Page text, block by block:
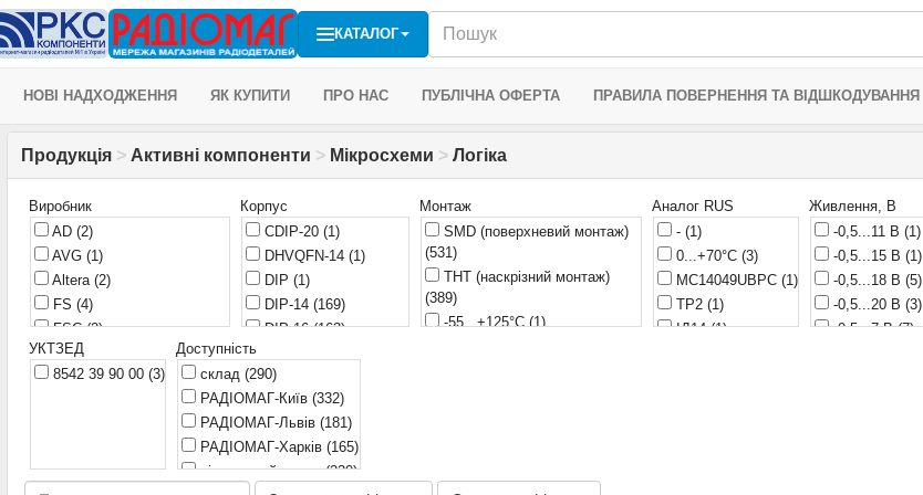
КАТАЛОГ
НОВІ НАДХОДЖЕННЯ ЯК КУПИТИ ПРО НАС ПУБЛІЧНА ОФЕРТА ПРАВИЛА ПОВЕРНЕННЯ ТА ВІДШКОДУВАННЯ
Продукція > Активні компоненти > Мікросхеми > Логіка
Виробник
AD (2)
AVG (1)
Altera (2)
FS (4)
FSC(2)
Fair(3)
Fairchild(78)
Fairchild Semiconductor(1)
HGsemi(1)
Корпус
CDIP-20 (1)
DHVQFN-14 (1)
DIP (1)
DIP-14 (169)
DIP-16(163)
DIP-24
DIP-8(2)
LFCSP_VQ-20
MDIP-14 (1)
MSOP-8(1)
Монтаж
SMD (поверхневий монтаж)
(531)
THT (наскрізний монтаж)
(389)
-55...+125°C(1)
Аналог RUS
- (1)
0...+70°C (3)
MC14049UBPC (1)
TP2 (1)
ІД14(1)
Живлення, В
-0,5...11 В (1)
-0,5...15 В (1)
-0,5...18 В (5)
-0,5...20 В (3)
-0,5...7 В(7)
УКТЗЕД
8542 39 90 00 (3)
Доступність
склад (290)
РАДІОМАГ-Київ (332)
РАДІОМАГ-Львів (181)
РАДІОМАГ-Харків (165)
віддалений склад(230)